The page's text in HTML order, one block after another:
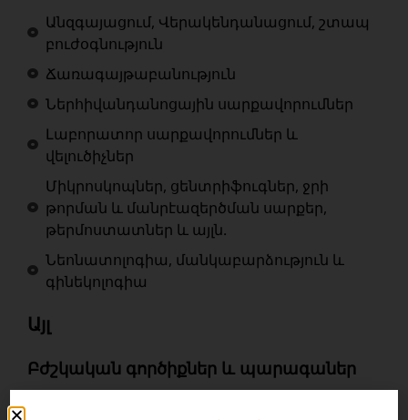
Անզգայացում, Վերակենդանացում, շտապ
բուժօգնություն
Ճառագայթաբանություն
Ներհիվանդանոցային սարքավորումներ
Լաբորատոր սարքավորումներ և
վելուծիչներ
Միկրոսկոպներ, ցենտրիֆուգներ, ջրի
թորման և մանրէազերծման սարքեր,
թերմոստատներ և այլն.
Նեոնատոլոգիա, մանկաբարձություն և
գինեկոլոգիա
Այլ
Բժշկական գործիքներ և պարագաներ